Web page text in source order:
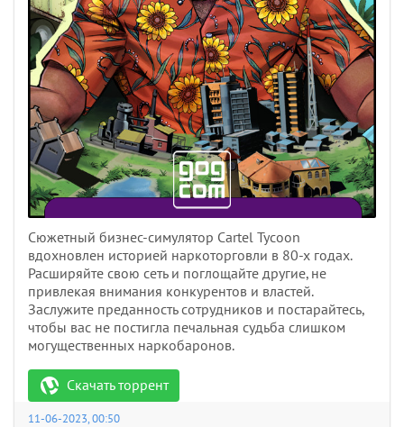
Сюжетный бизнес-симулятор Cartel Tycoon
вдохновлен историей наркоторговли в 80-х годах.
Расширяйте свою сеть и поглощайте другие, не
привлекая внимания конкурентов и властей.
Заслужите преданность сотрудников и постарайтесь,
чтобы вас не постигла печальная судьба слишком
могущественных наркобаронов.
Скачать торрент
11-06-2023, 00:50